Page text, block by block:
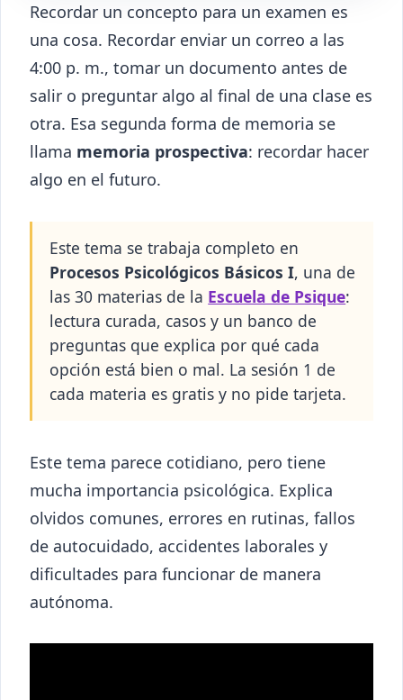
Recordar un concepto para un examen es
una cosa. Recordar enviar un correo a las
4:00 p. m., tomar un documento antes de
salir o preguntar algo al final de una clase es
otra. Esa segunda forma de memoria se
llama memoria prospectiva: recordar hacer
algo en el futuro.
Este tema se trabaja completo en
Procesos Psicológicos Básicos I, una de
las 30 materias de la Escuela de Psique:
lectura curada, casos y un banco de
preguntas que explica por qué cada
opción está bien o mal. La sesión 1 de
cada materia es gratis y no pide tarjeta.
Este tema parece cotidiano, pero tiene
mucha importancia psicológica. Explica
olvidos comunes, errores en rutinas, fallos
de autocuidado, accidentes laborales y
dificultades para funcionar de manera
autónoma.